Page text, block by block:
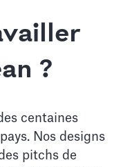
?
centaines
Nos designs
pitchs de